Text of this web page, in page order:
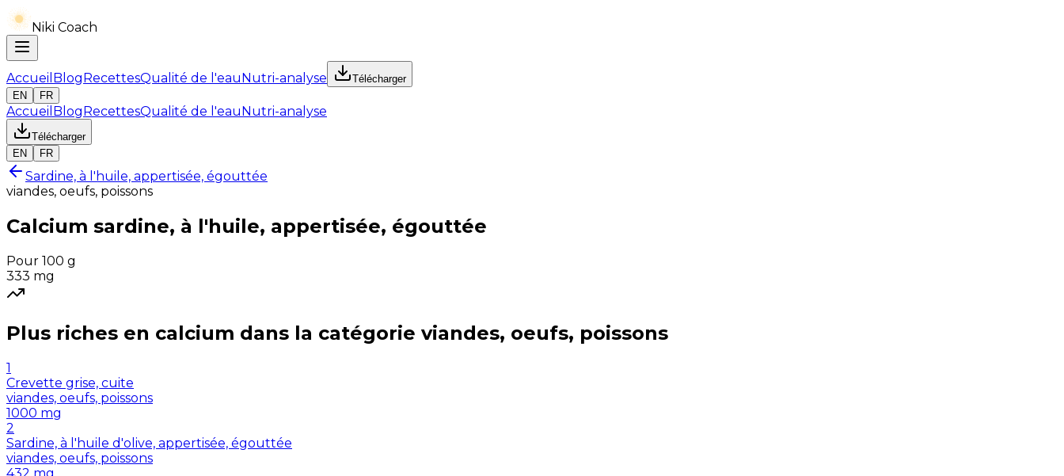
Niki Coach
Accueil BlogRecettesQualité de l'eauNutri-analyse
Télécharger
EN
FR
Accueil BlogRecettesQualité de l'eauNutri-analyse
Télécharger
EN
FR
Sardine, à l'huile, appertisée, égouttée
viandes, oeufs, poissons
Calcium sardine, à l'huile, appertisée, égouttée
Pour 100 g
333 mg
Plus riches en calcium dans la catégorie viandes, oeufs, poissons
1
Crevette grise, cuite
viandes, oeufs, poissons
1000 mg
2
Sardine, à l'huile d'olive, appertisée, égouttée
viandes, oeufs, poissons
432 mg